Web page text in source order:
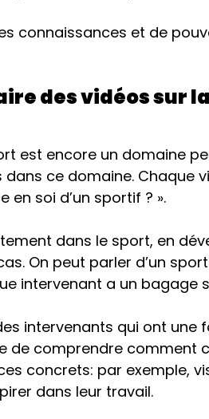
connaissances et de
des vidéos sur
est encore un domaine
dans ce domaine.
soi d’un sportif ? ».
dans le sport, en
On peut parler d’un
intervenant a un bagage
intervenants qui ont
de comprendre comment
concrets: par exemple,
dans leur travail.